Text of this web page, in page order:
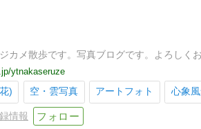
カメ散歩です。写真ブログです。よろしく
ytnakaseruze
)
空・雲写真 アートフォト 心象
情報